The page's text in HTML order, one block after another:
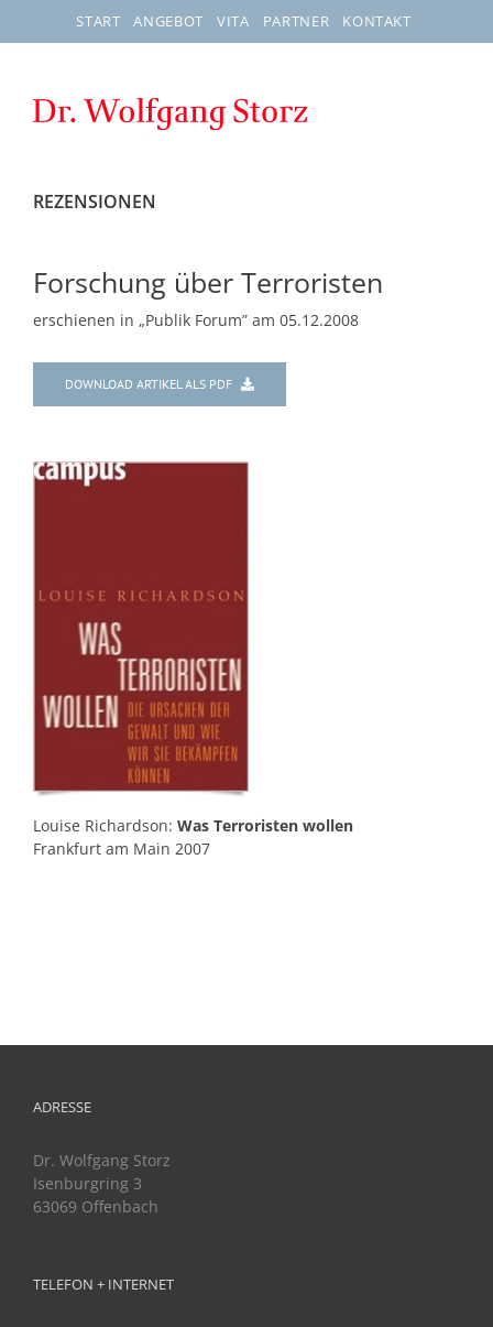
START ANGEBOT VITA PARTNER KONTAKT
REZENSIONEN
Forschung über Terroristen
erschienen in „Publik Forum” am 05.12.2008
DOWNLOAD ARTIKEL ALS PDF
Louise Richardson: Was Terroristen wollen
Frankfurt am Main 2007
ADRESSE
Dr. Wolfgang Storz
Isenburgring 3
63069 Offenbach
TELEFON + INTERNET